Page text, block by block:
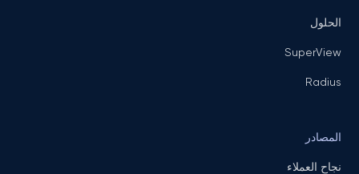
الحلول
SuperView
Radius
المصادر
نجاح العملاء